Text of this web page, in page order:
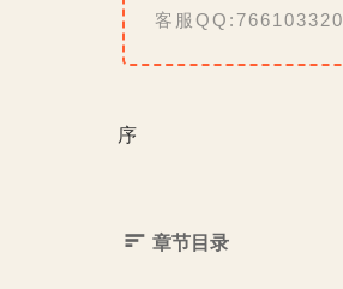
客服QQ:766103320
序
章节目录